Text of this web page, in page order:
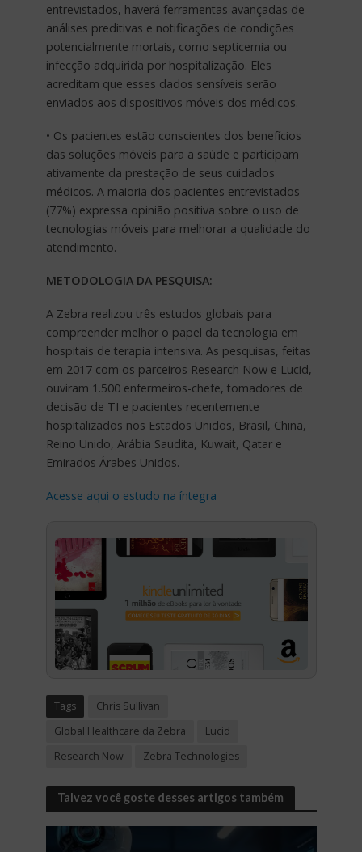
entrevistados, haverá ferramentas avançadas de
análises preditivas e notificações de condições
potencialmente mortais, como septicemia ou
infecção adquirida por hospitalização. Eles
acreditam que esses dados sensíveis serão
enviados aos dispositivos móveis dos médicos.
• Os pacientes estão conscientes dos benefícios
das soluções móveis para a saúde e participam
ativamente da prestação de seus cuidados
médicos. A maioria dos pacientes entrevistados
(77%) expressa opinião positiva sobre o uso de
tecnologias móveis para melhorar a qualidade do
atendimento.
METODOLOGIA DA PESQUISA:
A Zebra realizou três estudos globais para
compreender melhor o papel da tecnologia em
hospitais de terapia intensiva. As pesquisas, feitas
em 2017 com os parceiros Research Now e Lucid,
ouviram 1.500 enfermeiros-chefe, tomadores de
decisão de TI e pacientes recentemente
hospitalizados nos Estados Unidos, Brasil, China,
Reino Unido, Arábia Saudita, Kuwait, Qatar e
Emirados Árabes Unidos.
Acesse aqui o estudo na íntegra
Tags
Chris Sullivan
Global Healthcare da Zebra
Lucid
Research Now
Zebra Technologies
Talvez você goste desses artigos também